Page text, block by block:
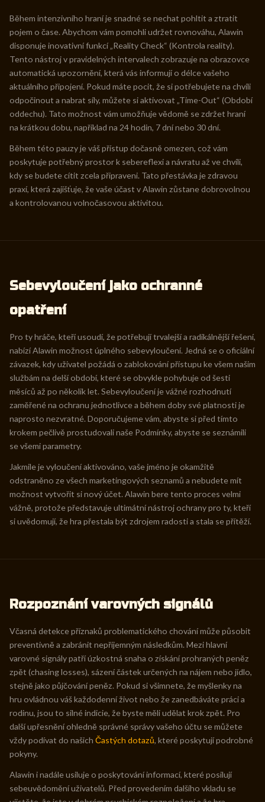
Během intenzivního hraní je snadné se nechat pohltit a ztratit
pojem o čase. Abychom vám pomohli udržet rovnováhu, Alawin
disponuje inovativní funkcí „Reality Check“ (Kontrola reality).
Tento nástroj v pravidelných intervalech zobrazuje na obrazovce
automatická upozornění, která vás informují o délce vašeho
aktuálního připojení. Pokud máte pocit, že si potřebujete na chvíli
odpočinout a nabrat síly, můžete si aktivovat „Time-Out“ (Období
oddechu). Tato možnost vám umožňuje vědomě se zdržet hraní
na krátkou dobu, například na 24 hodin, 7 dní nebo 30 dní.
Během této pauzy je váš přístup dočasně omezen, což vám
poskytuje potřebný prostor k sebereflexi a návratu až ve chvíli,
kdy se budete cítit zcela připraveni. Tato přestávka je zdravou
praxí, která zajišťuje, že vaše účast v Alawin zůstane dobrovolnou
a kontrolovanou volnočasovou aktivitou.
Sebevyloučení jako ochranné
opatření
Pro ty hráče, kteří usoudí, že potřebují trvalejší a radikálnější řešení,
nabízí Alawin možnost úplného sebevyloučení. Jedná se o oficiální
závazek, kdy uživatel požádá o zablokování přístupu ke všem našim
službám na delší období, které se obvykle pohybuje od šesti
měsíců až po několik let. Sebevyloučení je vážné rozhodnutí
zaměřené na ochranu jednotlivce a během doby své platnosti je
naprosto nezvratné. Doporučujeme vám, abyste si před tímto
krokem pečlivě prostudovali naše Podmínky, abyste se seznámili
se všemi parametry.
Jakmile je vyloučení aktivováno, vaše jméno je okamžitě
odstraněno ze všech marketingových seznamů a nebudete mít
možnost vytvořit si nový účet. Alawin bere tento proces velmi
vážně, protože představuje ultimátní nástroj ochrany pro ty, kteří
si uvědomují, že hra přestala být zdrojem radosti a stala se přítěží.
Rozpoznání varovných signálů
Včasná detekce příznaků problematického chování může působit
preventivně a zabránit nepříjemným následkům. Mezi hlavní
varovné signály patří úzkostná snaha o získání prohraných peněz
zpět (chasing losses), sázení částek určených na nájem nebo jídlo,
stejně jako půjčování peněz. Pokud si všimnete, že myšlenky na
hru ovládnou váš každodenní život nebo že zanedbáváte práci a
rodinu, jsou to silné indicie, že byste měli udělat krok zpět. Pro
další upřesnění ohledně správné správy vašeho účtu se můžete
vždy podívat do našich Častých dotazů, které poskytují podrobné
pokyny.
Alawin i nadále usiluje o poskytování informací, které posilují
sebeuvědomění uživatelů. Před provedením dalšího vkladu se